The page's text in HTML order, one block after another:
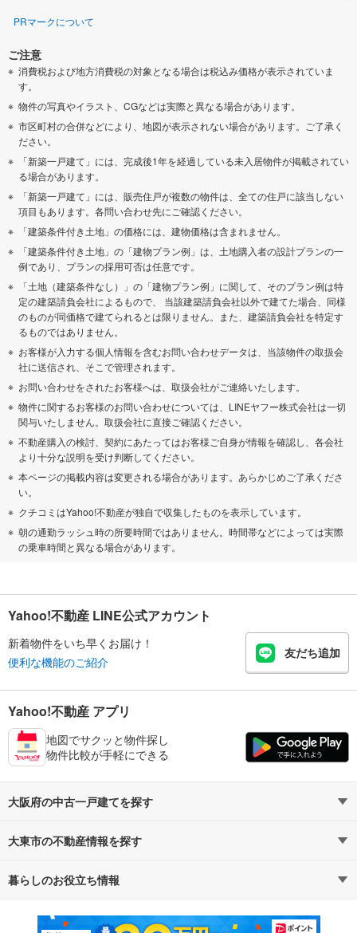
PRマークについて
ご注意
消費税および地方消費税の対象となる場合は税込み価格が表示されていま
す。
物件の写真やイラスト、CGなどは実際と異なる場合があります。
市区町村の合併などにより、地図が表示されない場合があります。ご了承く
ださい。
「新築一戸建て」には、完成後1年を経過している未入居物件が掲載されてい
る場合があります。
「新築一戸建て」には、販売住戸が複数の物件は、全ての住戸に該当しない
項目もあります。各問い合わせ先にご確認ください。
「建築条件付き土地」の価格には、建物価格は含まれません。
「建築条件付き土地」の「建物プラン例」は、土地購入者の設計プランの一
例であり、プランの採用可否は任意です。
「土地（建築条件なし）」の「建物プラン例」に関して、そのプラン例は特
定の建築請負会社によるもので、 当該建築請負会社以外で建てた場合、同様
のものが同価格で建てられるとは限りません。また、建築請負会社を特定す
るものではありません。
お客様が入力する個人情報を含むお問い合わせデータは、当該物件の取扱会
社に送信され、そこで管理されます。
お問い合わせをされたお客様へは、取扱会社がご連絡いたします。
物件に関するお客様のお問い合わせについては、LINEヤフー株式会社は一切
関与いたしません。取扱会社に直接ご確認ください。
不動産購入の検討、契約にあたってはお客様ご自身が情報を確認し、各会社
より十分な説明を受け判断してください。
本ページの掲載内容は変更される場合があります。あらかじめご了承くださ
い。
クチコミはYahoo!不動産が独自で収集したものを表示しています。
朝の通勤ラッシュ時の所要時間ではありません。時間帯などによっては実際
の乗車時間と異なる場合があります。
Yahoo!不動産 LINE公式アカウント
新着物件をいち早くお届け！
便利な機能のご紹介
友だち追加
Yahoo!不動産 アプリ
地図でサクッと物件探し
物件比較が手軽にできる
大阪府の中古一戸建てを探す
路線・駅から探す
通勤・通学時間から探す
大東市の不動産情報を探す
不動産・住宅
新築マンション 中古マンション
暮らしのお役立ち情報
マンションカタログ 教えて！住まいの先生